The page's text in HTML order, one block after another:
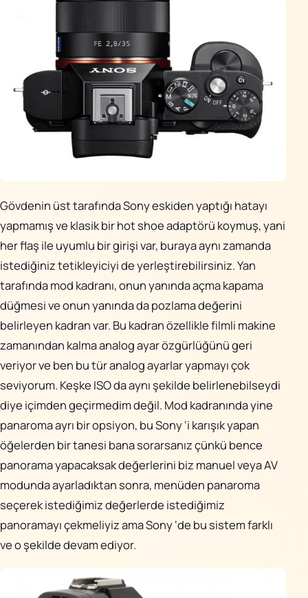
Gövdenin üst tarafında Sony eskiden yaptığı hatayı
yapmamış ve klasik bir hot shoe adaptörü koymuş, yani
her flaş ile uyumlu bir girişi var, buraya aynı zamanda
istediğiniz tetikleyiciyi de yerleştirebilirsiniz. Yan
tarafında mod kadranı, onun yanında açma kapama
düğmesi ve onun yanında da pozlama değerini
belirleyen kadran var. Bu kadran özellikle filmli makine
zamanından kalma analog ayar özgürlüğünü geri
veriyor ve ben bu tür analog ayarlar yapmayı çok
seviyorum. Keşke ISO da aynı şekilde belirlenebilseydi
diye içimden geçirmedim değil. Mod kadranında yine
panaroma ayrı bir opsiyon, bu Sony ‘i karışık yapan
öğelerden bir tanesi bana sorarsanız çünkü bence
panorama yapacaksak değerlerini biz manuel veya AV
modunda ayarladıktan sonra, menüden panaroma
seçerek istediğimiz değerlerde istediğimiz
panoramayı çekmeliyiz ama Sony ‘de bu sistem farklı
ve o şekilde devam ediyor.